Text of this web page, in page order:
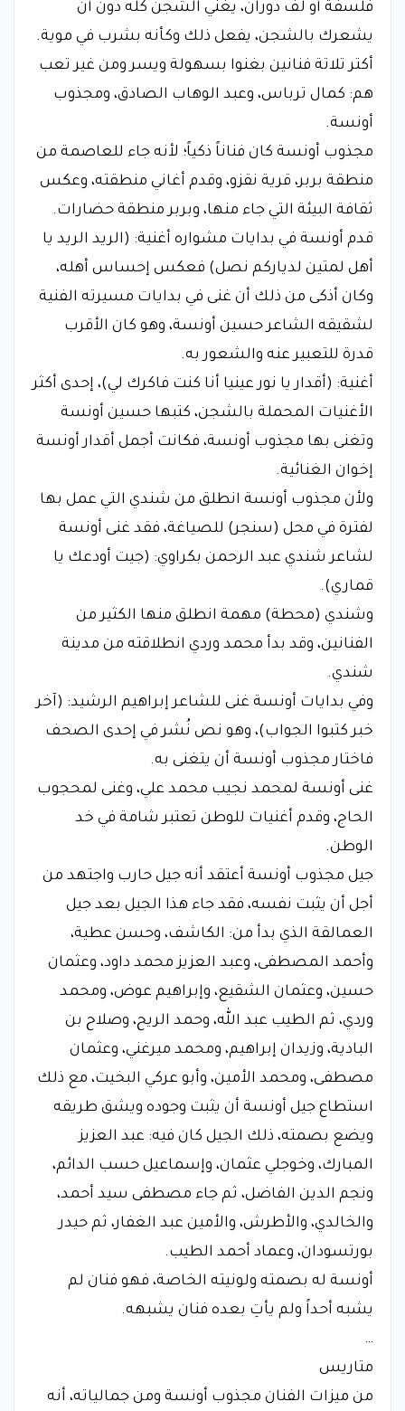
فلسفة أو لف دوران، يغني الشجن كله دون أن
يشعرك بالشجن، يفعل ذلك وكأنه بشرب في موية.
​أكتر تلاتة فنانين بغنوا بسهولة ويسر ومن غير تعب
هم: كمال ترباس، وعبد الوهاب الصادق، ومجذوب
أونسة.
​مجذوب أونسة كان فناناً ذكياً؛ لأنه جاء للعاصمة من
منطقة بربر، قرية نقزو، وقدم أغاني منطقته، وعكس
ثقافة البيئة التي جاء منها، وبربر منطقة حضارات.
​قدم أونسة في بدايات مشواره أغنية: (الريد الريد يا
أهل لمتين لدياركم نصل) فعكس إحساس أهله،
وكان أذكى من ذلك أن غنى في بدايات مسيرته الفنية
لشقيقه الشاعر حسين أونسة، وهو كان الأقرب
قدرة للتعبير عنه والشعور به.
​أغنية: (أقدار يا نور عينيا أنا كنت فاكرك لي)، إحدى أكثر
الأغنيات المحملة بالشجن، كتبها حسين أونسة
وتغنى بها مجذوب أونسة، فكانت أجمل أقدار أونسة
إخوان الغنائية.
​ولأن مجذوب أونسة انطلق من شندي التي عمل بها
لفترة في محل (سنجر) للصياغة، فقد غنى أونسة
لشاعر شندي عبد الرحمن بكراوي: (جيت أودعك يا
قماري).
​وشندي (محطة) مهمة انطلق منها الكثير من
الفنانين، وقد بدأ محمد وردي انطلاقته من مدينة
شندي.
​وفي بدايات أونسة غنى للشاعر إبراهيم الرشيد: (آخر
خبر كتبوا الجواب)، وهو نص نُشر في إحدى الصحف
فاختار مجذوب أونسة أن يتغنى به.
​غنى أونسة لمحمد نجيب محمد علي، وغنى لمحجوب
الحاج، وقدم أغنيات للوطن تعتبر شامة في خد
الوطن.
​جيل مجذوب أونسة أعتقد أنه جيل حارب واجتهد من
أجل أن يثبت نفسه، فقد جاء هذا الجيل بعد جيل
العمالقة الذي بدأ من: الكاشف، وحسن عطية،
وأحمد المصطفى، وعبد العزيز محمد داود، وعثمان
حسين، وعثمان الشقيع، وإبراهيم عوض، ومحمد
وردي، ثم الطيب عبد الله، وحمد الريح، وصلاح بن
البادية، وزيدان إبراهيم، ومحمد ميرغني، وعثمان
مصطفى، ومحمد الأمين، وأبو عركي البخيت، مع ذلك
استطاع جيل أونسة أن يثبت وجوده ويشق طريقه
ويضع بصمته، ذلك الجيل كان فيه: عبد العزيز
المبارك، وخوجلي عثمان، وإسماعيل حسب الدائم،
ونجم الدين الفاضل، ثم جاء مصطفى سيد أحمد،
والخالدي، والأطرش، والأمين عبد الغفار، ثم حيدر
بورتسودان، وعماد أحمد الطيب.
​أونسة له بصمته ولونيته الخاصة، فهو فنان لم
يشبه أحداً ولم يأتِ بعده فنان يشبهه.
…
​متاريس
​من ميزات الفنان مجذوب أونسة ومن جمالياته، أنه